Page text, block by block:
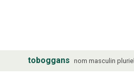
toboggans nom masculin pluriel